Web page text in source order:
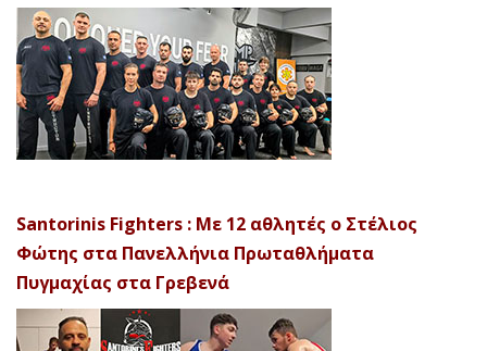
Santorinis Fighters : Με 12 αθλητές ο Στέλιος
Φώτης στα Πανελλήνια Πρωταθλήματα
Πυγμαχίας στα Γρεβενά